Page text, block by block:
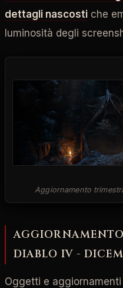
dettagli nascosti che
luminosità degli
Aggiornamento
DIABLO IV -
Oggetti e